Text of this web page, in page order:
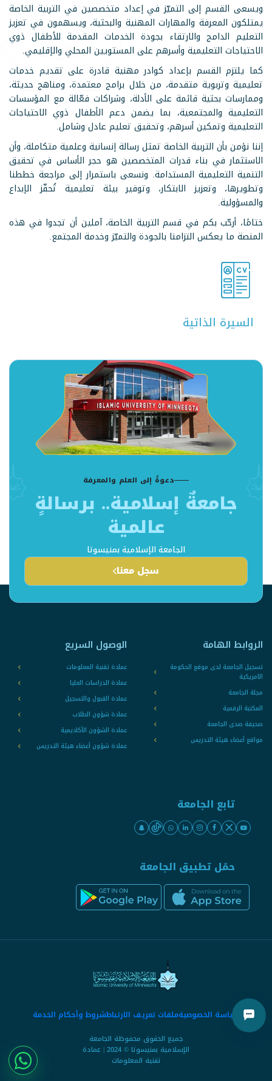
ويسعى القسم إلى التميّز في إعداد متخصصين في التربية الخاصة
يمتلكون المعرفة والمهارات المهنية والبحثية، ويسهمون في تعزيز
التعليم الدامج والارتقاء بجودة الخدمات المقدمة للأطفال ذوي
الاحتياجات التعليمية وأسرهم على المستويين المحلي والإقليمي.
كما يلتزم القسم بإعداد كوادر مهنية قادرة على تقديم خدمات
تعليمية وتربوية متقدمة، من خلال برامج معتمدة، ومناهج حديثة،
وممارسات بحثية قائمة على الأدلة، وشراكات فعّالة مع المؤسسات
التعليمية والمجتمعية، بما يضمن دعم الأطفال ذوي الاحتياجات
التعليمية وتمكين أسرهم، وتحقيق تعليم عادل وشامل.
إننا نؤمن بأن التربية الخاصة تمثل رسالة إنسانية وعلمية متكاملة، وأن
الاستثمار في بناء قدرات المتخصصين هو حجر الأساس في تحقيق
التنمية التعليمية المستدامة. ونسعى باستمرار إلى مراجعة خططنا
وتطويرها، وتعزيز الابتكار، وتوفير بيئة تعليمية تُحفّز الإبداع
والمسؤولية.
ختامًا، أرحّب بكم في قسم التربية الخاصة، آملين أن تجدوا في هذه
المنصة ما يعكس التزامنا بالجودة والتميّز وخدمة المجتمع.
السيرة الذاتية
دعوةٌ إلى العلم والمعرفة
جامعةٌ إسلامية.. برسالةٍ
عالمية
الجامعة الإسلامية بمنيسوتا
سجل معنا
الروابط الهامة
تسجيل الجامعة لدى موقع الحكومة
الامريكية
مجلة الجامعة
المكتبة الرقمية
صحيفة صدى الجامعة
مواقع أعضاء هيئة التدريس
الوصول السريع
عمادة تقنية المعلومات
عمادة الدراسات العليا
عمادة القبول والتسجيل
عمادة شؤون الطلاب
عمادة الشؤون الأكاديمية
عمادة شؤون أعضاء هيئة التدريس
تابع الجامعة
حمّل تطبيق الجامعة
سياسة الخصوصيةملفات تعريف الارتباطشروط وأحكام الخدمة
جميع الحقوق محفوظة الجامعة
الإسلامية بمنيسوتا © 2024 | عمادة
تقنية المعلومات